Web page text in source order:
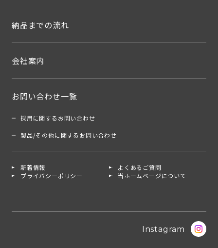
納品までの流れ
会社案内
お問い合わせ一覧
採用に関するお問い合わせ
製品/その他に関するお問い合わせ
新着情報
よくあるご質問
プライバシーポリシー
当ホームページについて
Instagram